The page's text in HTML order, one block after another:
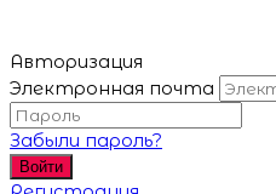
Авторизация
Электронная почта
Забыли пароль?
Войти